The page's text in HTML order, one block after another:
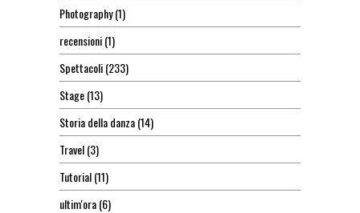
Photography(1)
recensioni(1)
Spettacoli(233)
Stage(13)
Storia della danza(14)
Travel(3)
Tutorial(11)
ultim'ora(6)